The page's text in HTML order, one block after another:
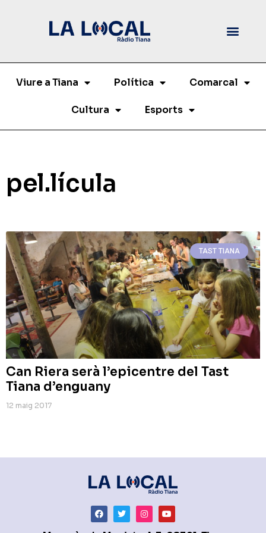
Viure a Tiana Política Comarcal
Cultura Esports
pel.lícula
TAST TIANA
Can Riera serà l’epicentre del Tast
Tiana d’enguany
12 maig 2017